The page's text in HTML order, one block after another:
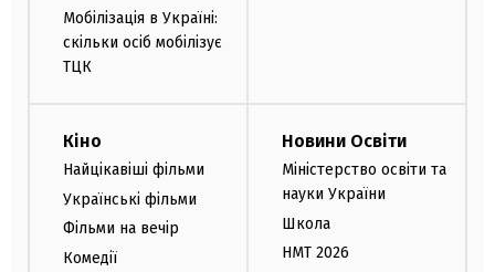
Мобілізація в Україні:
скільки осіб мобілізує
ТЦК
Кіно
Найцікавіші фільми
Українські фільми
Фільми на вечір
Комедії
Новини Освіти
Міністерство освіти та
науки України
Школа
НМТ 2026